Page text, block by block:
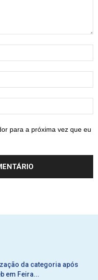
para a próxima vez que eu
da categoria após
em Feira...